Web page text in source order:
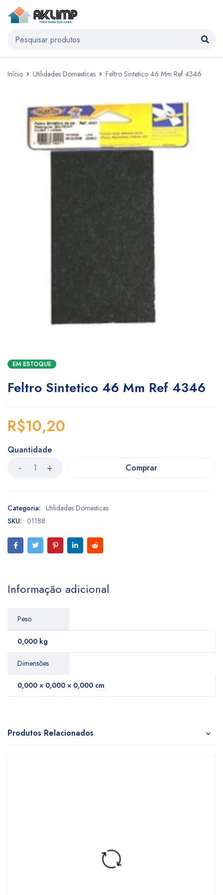
Início Utilidades Domesticas Feltro Sintetico 46 Mm Ref 4346
EM ESTOQUE
Feltro Sintetico 46 Mm Ref 4346
R$10,20
Quantidade
Comprar
Categoria: Utilidades Domesticas
SKU: 01188
Informação adicional
Peso
0,000 kg
Dimensões
0,000 × 0,000 × 0,000 cm
Produtos Relacionados